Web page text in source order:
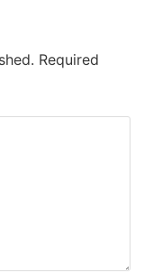
Required